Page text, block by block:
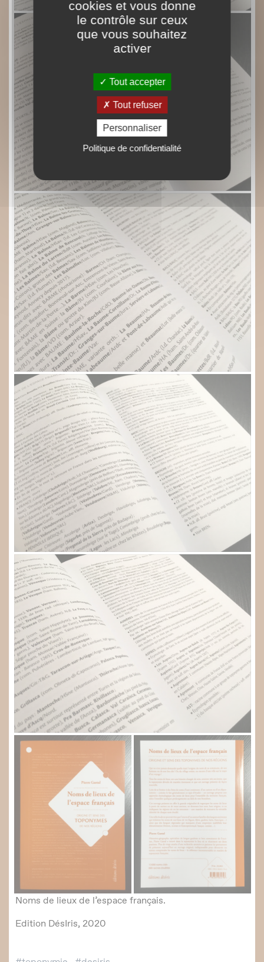
cookies et vous donne
le contrôle sur ceux
que vous souhaitez
activer
Tout accepter
Tout refuser
Personnaliser
Politique de confidentialité